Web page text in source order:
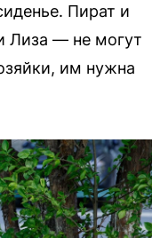
Пират и
Лиза — не могут
им нужна